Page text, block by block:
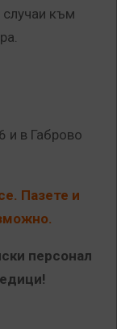
към
и в Габрово
Пазете и
персонал